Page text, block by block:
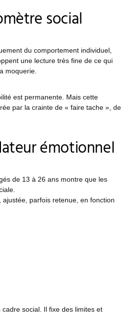
social
du comportement individuel,
une lecture très fine de ce qui
moquerie.
est permanente. Mais cette
par la crainte de « faire tache », de
émotionnel
de 13 à 26 ans montre que les
parfois retenue, en fonction
social. Il fixe des limites et